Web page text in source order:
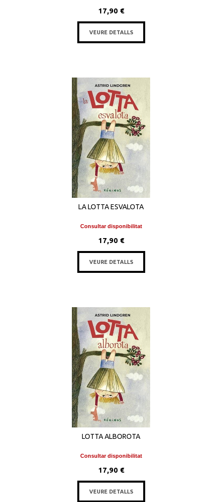
17,90 €
VEURE DETALLS
LA LOTTA ESVALOTA
Consultar disponibilitat
17,90 €
VEURE DETALLS
LOTTA ALBOROTA
Consultar disponibilitat
17,90 €
VEURE DETALLS